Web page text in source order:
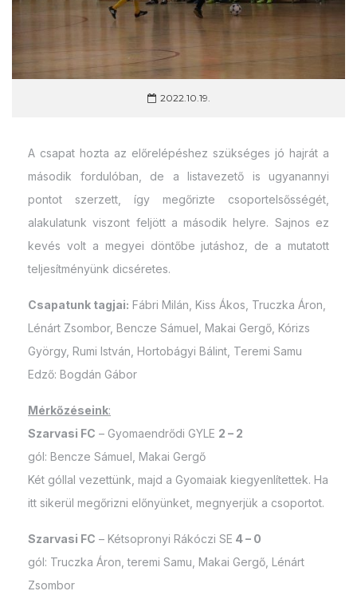
2022.10.19.
A csapat hozta az előrelépéshez szükséges jó hajrát a
második fordulóban, de a listavezető is ugyanannyi
pontot szerzett, így megőrizte csoportelsősségét,
alakulatunk viszont feljött a második helyre. Sajnos ez
kevés volt a megyei döntőbe jutáshoz, de a mutatott
teljesítményünk dicséretes.
Csapatunk tagjai: Fábri Milán, Kiss Ákos, Truczka Áron,
Lénárt Zsombor, Bencze Sámuel, Makai Gergő, Kórizs
György, Rumi István, Hortobágyi Bálint, Teremi Samu
Edző: Bogdán Gábor
Mérkőzéseink:
Szarvasi FC – Gyomaendrődi GYLE 2 – 2
gól: Bencze Sámuel, Makai Gergő
Két góllal vezettünk, majd a Gyomaiak kiegyenlítettek. Ha
itt sikerül megőrizni előnyünket, megnyerjük a csoportot.
Szarvasi FC – Kétsopronyi Rákóczi SE 4 – 0
gól: Truczka Áron, teremi Samu, Makai Gergő, Lénárt
Zsombor